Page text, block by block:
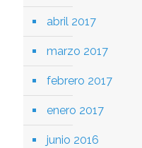
abril 2017
marzo 2017
febrero 2017
enero 2017
junio 2016